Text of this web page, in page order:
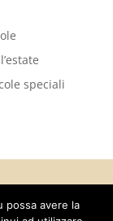
speciali
di Manzone
possa avere la